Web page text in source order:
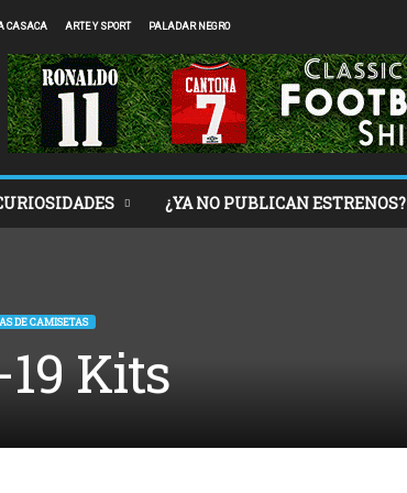
CASACA ARTE Y SPORT PALADAR NEGRO
¿YA NO PUBLICAN ESTRENOS?
DE CAMISETAS
Kits